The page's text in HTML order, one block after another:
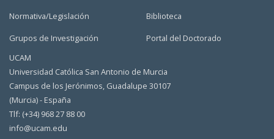
Normativa/Legislación
Grupos de Investigación
Biblioteca
Portal del Doctorado
UCAM
Universidad Católica San Antonio de Murcia
Campus de los Jerónimos, Guadalupe 30107
(Murcia) - España
Tlf: (+34) 968 27 88 00
info@ucam.edu